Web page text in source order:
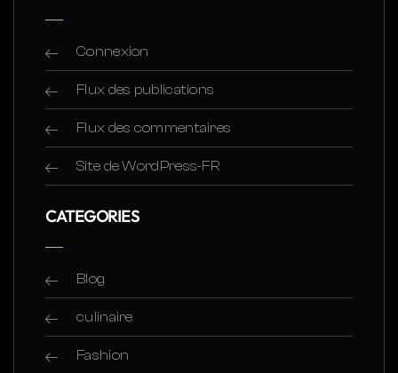
Connexion
Flux des publications
Flux des commentaires
Site de WordPress-FR
CATEGORIES
Blog
culinaire
Fashion